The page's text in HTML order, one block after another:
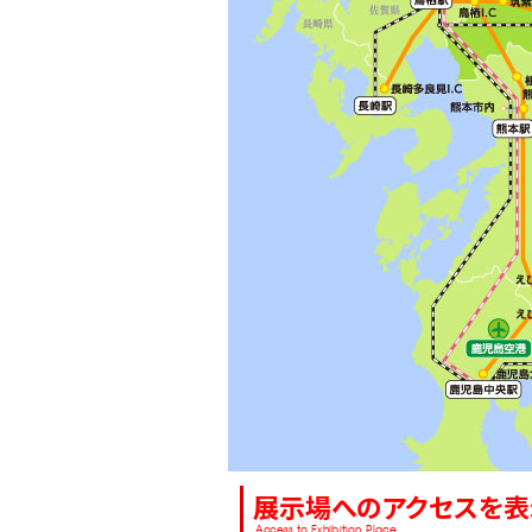
展示場へのアクセスを
Access to Exhibition Place